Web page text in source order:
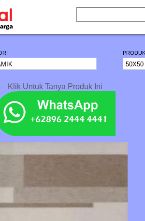
PRODUK
Klik Untuk Tanya Produk Ini